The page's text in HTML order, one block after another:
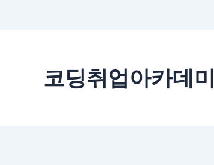
코딩취업아카데미